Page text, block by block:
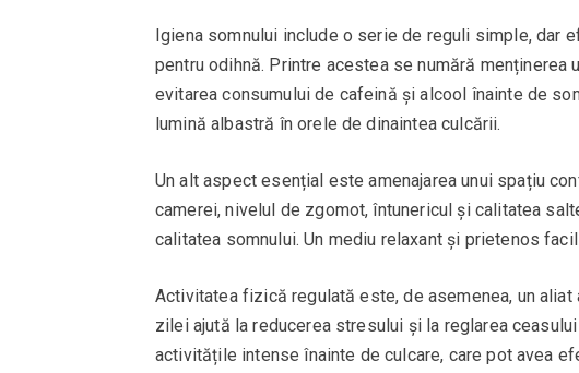
Igiena somnului include o serie de reguli simple, dar
pentru odihnă. Printre acestea se numără menținerea
evitarea consumului de cafeină și alcool înainte de
lumină albastră în orele de dinaintea culcării.
Un alt aspect esențial este amenajarea unui spațiu
camerei, nivelul de zgomot, întunericul și calitatea
calitatea somnului. Un mediu relaxant și prietenos
Activitatea fizică regulată este, de asemenea, un
zilei ajută la reducerea stresului și la reglarea
activitățile intense înainte de culcare, care pot avea